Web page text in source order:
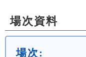
場次資料
場次: